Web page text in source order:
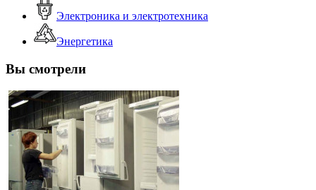
Электроника и электротехника
Энергетика
Вы смотрели